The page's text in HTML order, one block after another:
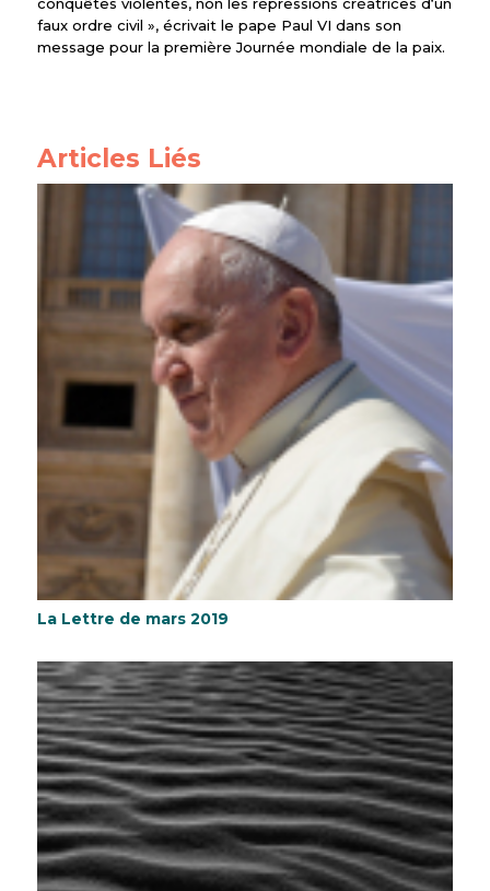
faux ordre civil », écrivait le pape Paul VI dans son
message pour la première Journée mondiale de la paix.
Articles Liés
La Lettre de mars 2019